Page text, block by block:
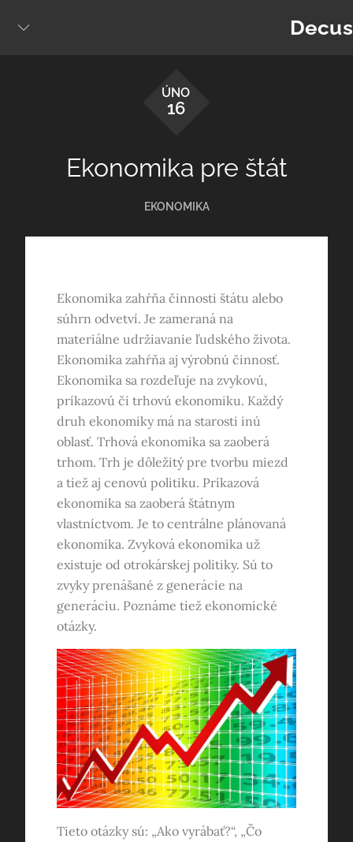
Decus
ÚNO
16
Ekonomika pre štát
EKONOMIKA
Ekonomika zahŕňa činnosti štátu alebo
súhrn odvetví. Je zameraná na
materiálne udržiavanie ľudského života.
Ekonomika zahŕňa aj výrobnú činnosť.
Ekonomika sa rozdeľuje na zvykovú,
príkazovú či trhovú ekonomiku. Každý
druh ekonomiky má na starosti inú
oblasť.Trhová ekonomika sa zaoberá
trhom. Trh je dôležitý pre tvorbu miezd
a tiež aj cenovú politiku. Príkazová
ekonomika sa zaoberá štátnym
vlastníctvom. Je to centrálne plánovaná
ekonomika.Zvyková ekonomika už
existuje od otrokárskej politiky. Sú to
zvyky prenášané z generácie na
generáciu. Poznáme tiež ekonomické
otázky.
Tieto otázky sú: „Ako vyrábať?“, „Čo